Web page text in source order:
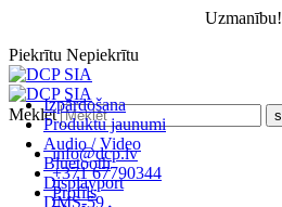
Uzmanību!
Piekrītu Nepiekrītu
Izpārdošana
Produktu jaunumi
Audio / Video
Bluetooth
Displayport
DMS-59
Meklēt
info@dcp.lv
+371 67790344
Profils